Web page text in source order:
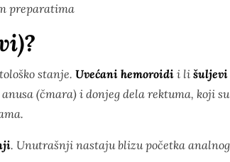
preparatima
stanje. Uvećani hemoroidi i li šuljevi
(čmara) i donjeg dela rektuma, koji
. Unutrašnji nastaju blizu početka